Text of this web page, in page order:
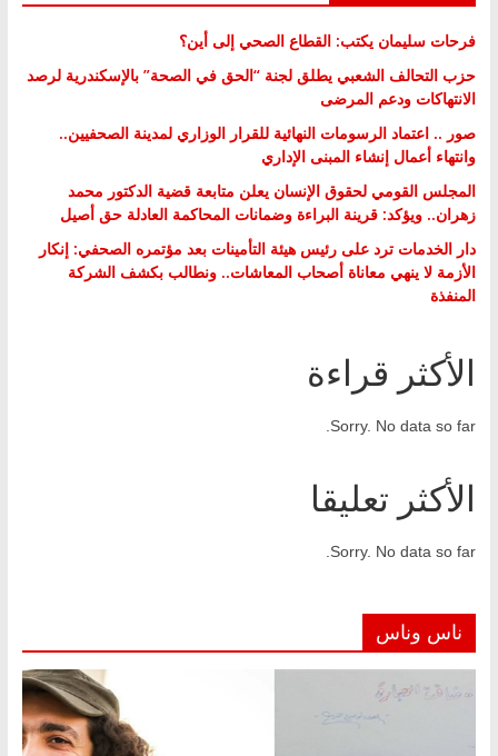
فرحات سليمان يكتب: القطاع الصحي إلى أين؟
حزب التحالف الشعبي يطلق لجنة “الحق في الصحة” بالإسكندرية لرصد
الانتهاكات ودعم المرضى
صور .. اعتماد الرسومات النهائية للقرار الوزاري لمدينة الصحفيين..
وانتهاء أعمال إنشاء المبنى الإداري
المجلس القومي لحقوق الإنسان يعلن متابعة قضية الدكتور محمد
زهران.. ويؤكد: قرينة البراءة وضمانات المحاكمة العادلة حق أصيل
دار الخدمات ترد على رئيس هيئة التأمينات بعد مؤتمره الصحفي: إنكار
الأزمة لا ينهي معاناة أصحاب المعاشات.. ونطالب بكشف الشركة
المنفذة
الأكثر قراءة
Sorry. No data so far.
الأكثر تعليقا
Sorry. No data so far.
ناس وناس